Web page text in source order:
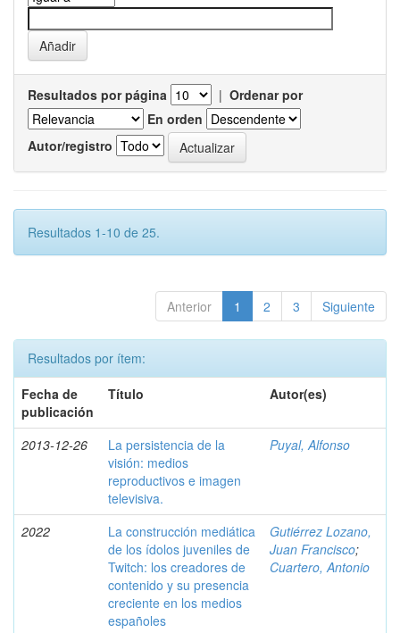
Resultados por página | Ordenar por
En orden
Autor/registro
Resultados 1-10 de 25.
Anterior 1 2 3 Siguiente
Resultados por ítem:
Fecha de
publicación
Título Autor(es)
2013-12-26
La persistencia de la
visión: medios
reproductivos e imagen
televisiva.
Puyal, Alfonso
2022
La construcción mediática
de los ídolos juveniles de
Twitch: los creadores de
contenido y su presencia
creciente en los medios
españoles
Gutiérrez Lozano,
Juan Francisco;
Cuartero, Antonio